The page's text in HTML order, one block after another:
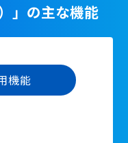
」の主な機能
機能